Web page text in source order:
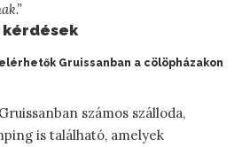
Gruissanban a cölöpházakon
számos szálloda,
is található, amelyek